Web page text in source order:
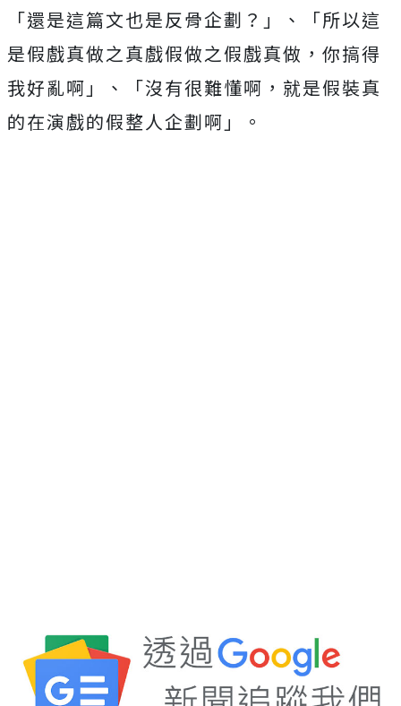
「還是這篇文也是反骨企劃？」、「所以這
是假戲真做之真戲假做之假戲真做，你搞得
我好亂啊」、「沒有很難懂啊，就是假裝真
的在演戲的假整人企劃啊」。